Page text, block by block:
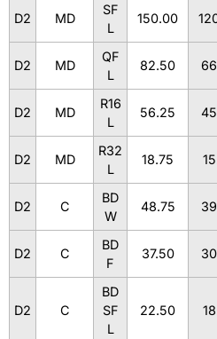
D2 MD
SF
L
150.00
D2 MD
QF
L
82.50
D2 MD
R16
L
56.25
D2 MD
R32
L
18.75
D2 C
BD
W
48.75
D2 C
BD
F
37.50
D2 C
BD
SF
L
22.50